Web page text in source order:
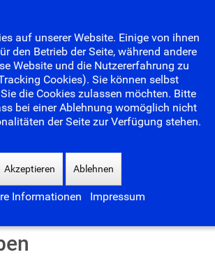
auf unserer Website. Einige von ihnen
den Betrieb der Seite, während andere
Website und die Nutzererfahrung zu
Cookies). Sie können selbst
die Cookies zulassen möchten. Bitte
bei einer Ablehnung womöglich nicht
der Seite zur Verfügung stehen.
Akzeptieren Ablehnen
Informationen Impressum